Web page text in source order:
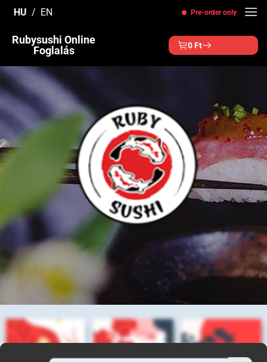
HU EN Pre-order only
Rubysushi Online
Foglalás
0 Ft